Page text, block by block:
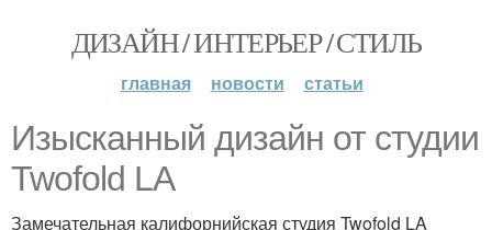
ДИЗАЙН / ИНТЕРЬЕР / СТИЛЬ
главная новости статьи
Изысканный дизайн от студии
Twofold LA
Замечательная калифорнийская студия Twofold LA